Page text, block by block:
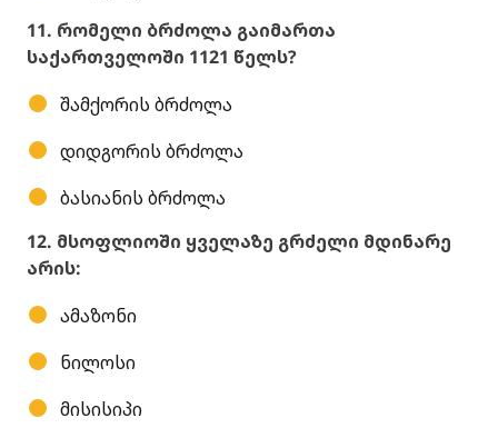
11. რომელი ბრძოლა გაიმართა
საქართველოში 1121 წელს?
შამქორის ბრძოლა
დიდგორის ბრძოლა
ბასიანის ბრძოლა
12. მსოფლიოში ყველაზე გრძელი მდინარე
არის:
ამაზონი
ნილოსი
მისისიპი